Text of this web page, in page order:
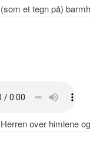
(som et tegn på)
Herren over himlene